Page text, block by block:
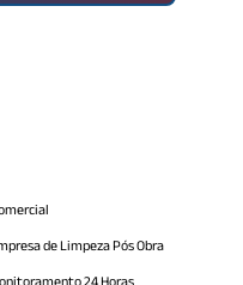
de Limpeza Pós Obra